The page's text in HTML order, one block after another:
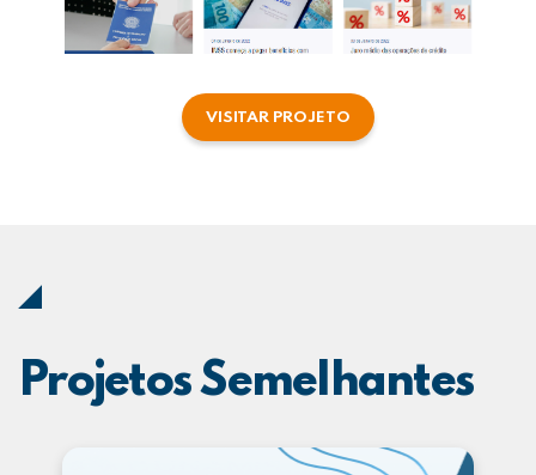
VISITAR PROJETO
Projetos Semelhantes